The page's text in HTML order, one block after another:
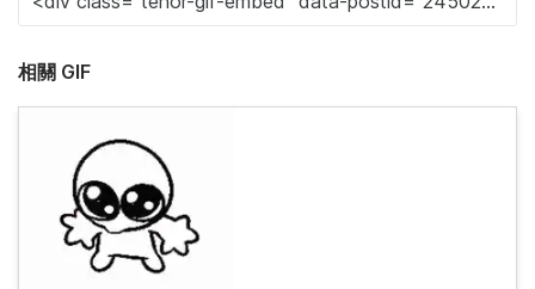
相關 GIF